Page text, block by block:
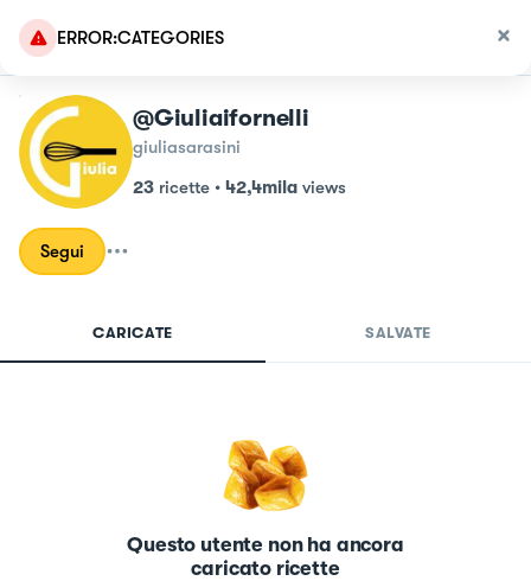
ERROR:CATEGORIES
@giuliaifornelli
giuliasarasini
23 ricette • 42,4mila views
Segui
CARICATE SALVATE
Questo utente non ha ancora
caricato ricette